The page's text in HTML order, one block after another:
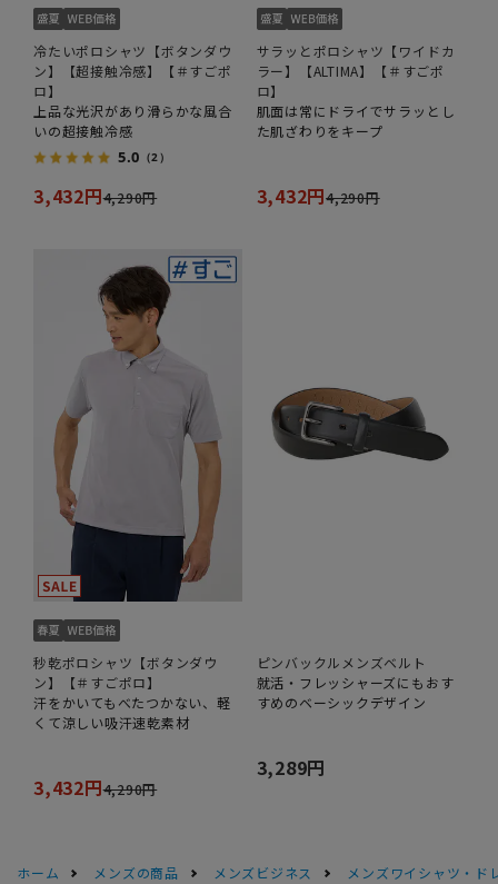
冷たいポロシャツ【ボタンダウ
ン】【超接触冷感】【＃すごポ
ロ】
上品な光沢があり滑らかな風合
いの超接触冷感
5.0 （2）
3,432円4,290円
サラッとポロシャツ【ワイドカ
ラー】【ALTIMA】【＃すごポ
ロ】
肌面は常にドライでサラッとし
た肌ざわりをキープ
3,432円4,290円
秒乾ポロシャツ【ボタンダウ
ン】【＃すごポロ】
汗をかいてもべたつかない、軽
くて涼しい吸汗速乾素材
3,432円4,290円
ピンバックルメンズベルト
就活・フレッシャーズにもおす
すめのベーシックデザイン
3,289円
ホーム メンズの商品 メンズビジネス
メンズワイシャツ・ド